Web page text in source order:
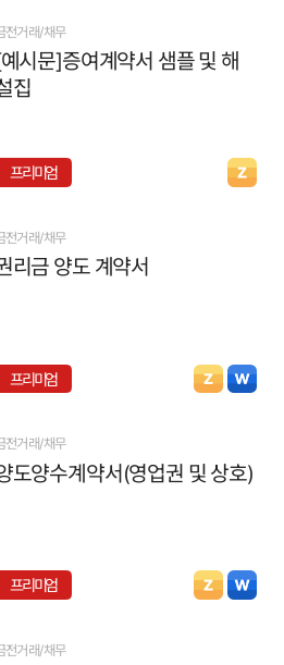
전거래/채무
시문]증여계약서 샘플 및 해
집
프리미엄
전거래/채무
리금 양도 계약서
프리미엄
전거래/채무
도양수계약서(영업권 및 상호)
프리미엄
전거래/채무